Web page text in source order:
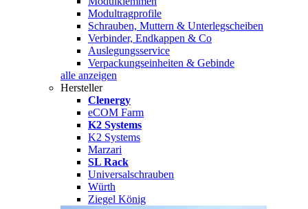
Modultragprofile
Schrauben, Muttern & Unterlegscheiben
Verbinder, Endkappen & Co
Auslegungsservice
Verpackungseinheiten & Gebinde
alle anzeigen
Hersteller
Clenergy
eCOM Farm
K2 Systems
K2 Systems
Marzari
SL Rack
Universalschrauben
Würth
Ziegel König